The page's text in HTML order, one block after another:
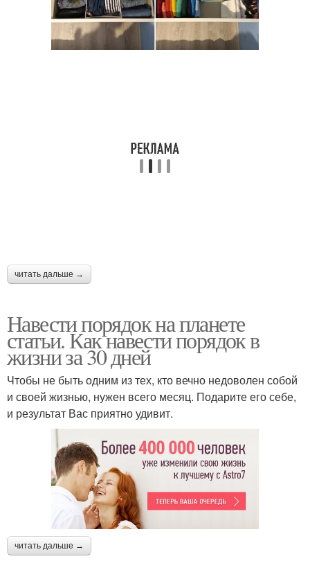
читать дальше →
Навести порядок на планете
статьи. Как навести порядок в
жизни за 30 дней
Чтобы не быть одним из тех, кто вечно недоволен собой
и своей жизнью, нужен всего месяц. Подарите его себе,
и результат Вас приятно удивит.
читать дальше →